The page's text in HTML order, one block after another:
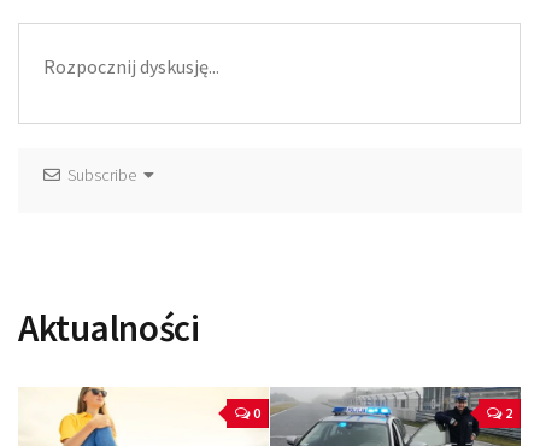
Subscribe
Aktualności
0 2